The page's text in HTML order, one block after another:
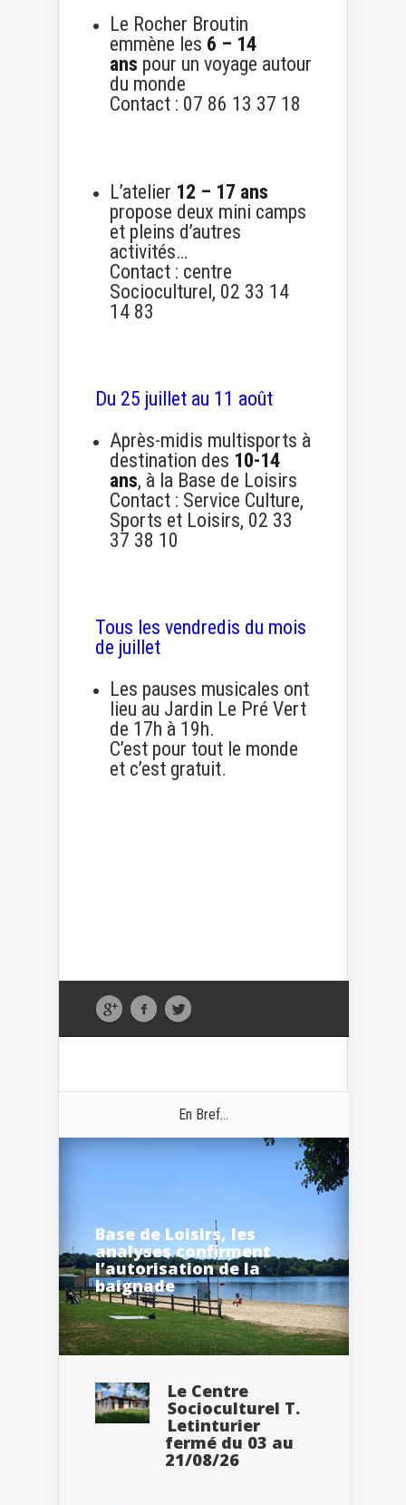
Le Rocher Broutin
emmène les 6 – 14
ans pour un voyage autour
du monde
Contact : 07 86 13 37 18
L’atelier 12 – 17 ans
propose deux mini camps
et pleins d’autres
activités…
Contact : centre
Socioculturel, 02 33 14
14 83
Du 25 juillet au 11 août
Après-midis multisports à
destination des 10-14
ans, à la Base de Loisirs
Contact : Service Culture,
Sports et Loisirs, 02 33
37 38 10
Tous les vendredis du mois
de juillet
Les pauses musicales ont
lieu au Jardin Le Pré Vert
de 17h à 19h.
C’est pour tout le monde
et c’est gratuit.
En Bref...
Base de Loisirs, les
analyses confirment
l’autorisation de la
baignade
Le Centre
Socioculturel T.
Letinturier
fermé du 03 au
21/08/26